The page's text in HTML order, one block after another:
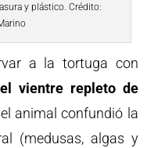
y plástico. Crédito:
a la tortuga con
vientre repleto de
animal confundió la
(medusas, algas y